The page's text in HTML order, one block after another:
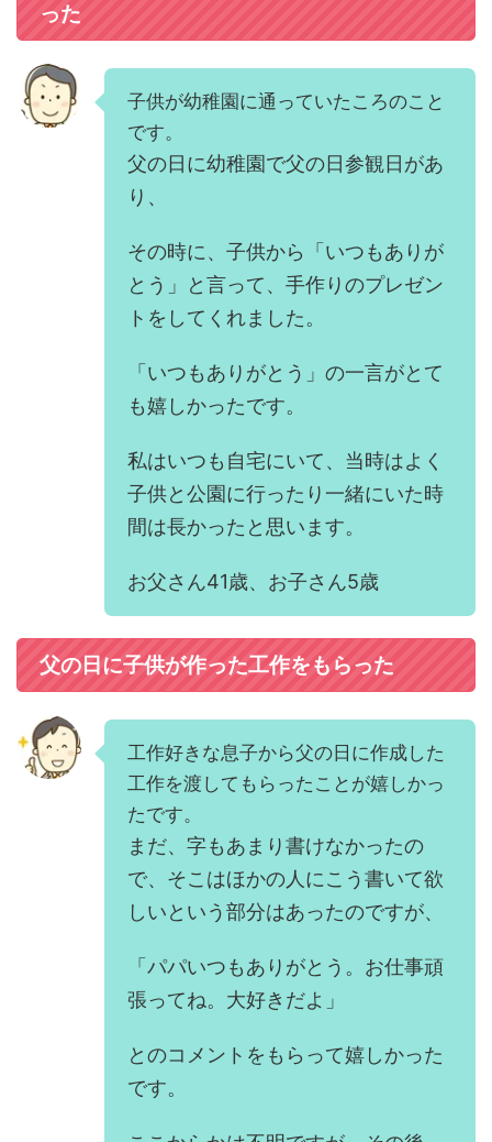
った
子供が幼稚園に通っていたころのこと
です。
父の日に幼稚園で父の日参観日があ
り、
その時に、子供から「いつもありが
とう」と言って、手作りのプレゼン
トをしてくれました。
「いつもありがとう」の一言がとて
も嬉しかったです。
私はいつも自宅にいて、当時はよく
子供と公園に行ったり一緒にいた時
間は長かったと思います。
お父さん41歳、お子さん5歳
父の日に子供が作った工作をもらった
工作好きな息子から父の日に作成した
工作を渡してもらったことが嬉しかっ
たです。
まだ、字もあまり書けなかったの
で、そこはほかの人にこう書いて欲
しいという部分はあったのですが、
「パパいつもありがとう。お仕事頑
張ってね。大好きだよ」
とのコメントをもらって嬉しかった
です。